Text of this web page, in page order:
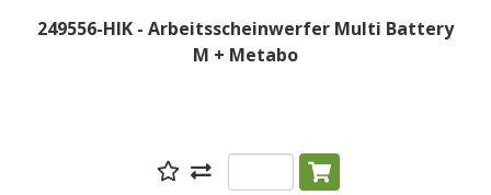
249556-HIK - Arbeitsscheinwerfer Multi Battery
M + Metabo